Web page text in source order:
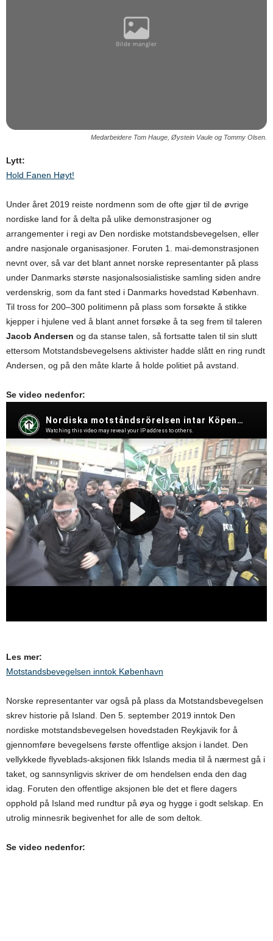
Medarbeidere Tom Hauge, Øystein Vaule og Tommy Olsen.
Lytt:
Hold Fanen Høyt!
Under året 2019 reiste nordmenn som de ofte gjør til de øvrige
nordiske land for å delta på ulike demonstrasjoner og
arrangementer i regi av Den nordiske motstandsbevegelsen, eller
andre nasjonale organisasjoner. Foruten 1. mai-demonstrasjonen
nevnt over, så var det blant annet norske representanter på plass
under Danmarks største nasjonalsosialistiske samling siden andre
verdenskrig, som da fant sted i Danmarks hovedstad København.
Til tross for 200–300 politimenn på plass som forsøkte å stikke
kjepper i hjulene ved å blant annet forsøke å ta seg frem til taleren
Jacob Andersen og da stanse talen, så fortsatte talen til sin slutt
ettersom Motstandsbevegelsens aktivister hadde slått en ring rundt
Andersen, og på den måte klarte å holde politiet på avstand.
Se video nedenfor:
Les mer:
Motstandsbevegelsen inntok København
Norske representanter var også på plass da Motstandsbevegelsen
skrev historie på Island. Den 5. september 2019 inntok Den
nordiske motstandsbevegelsen hovedstaden Reykjavik for å
gjennomføre bevegelsens første offentlige aksjon i landet. Den
vellykkede flyveblads-aksjonen fikk Islands media til å nærmest gå i
taket, og sannsynligvis skriver de om hendelsen enda den dag
idag. Foruten den offentlige aksjonen ble det et flere dagers
opphold på Island med rundtur på øya og hygge i godt selskap. En
utrolig minnesrik begivenhet for alle de som deltok.
Se video nedenfor: